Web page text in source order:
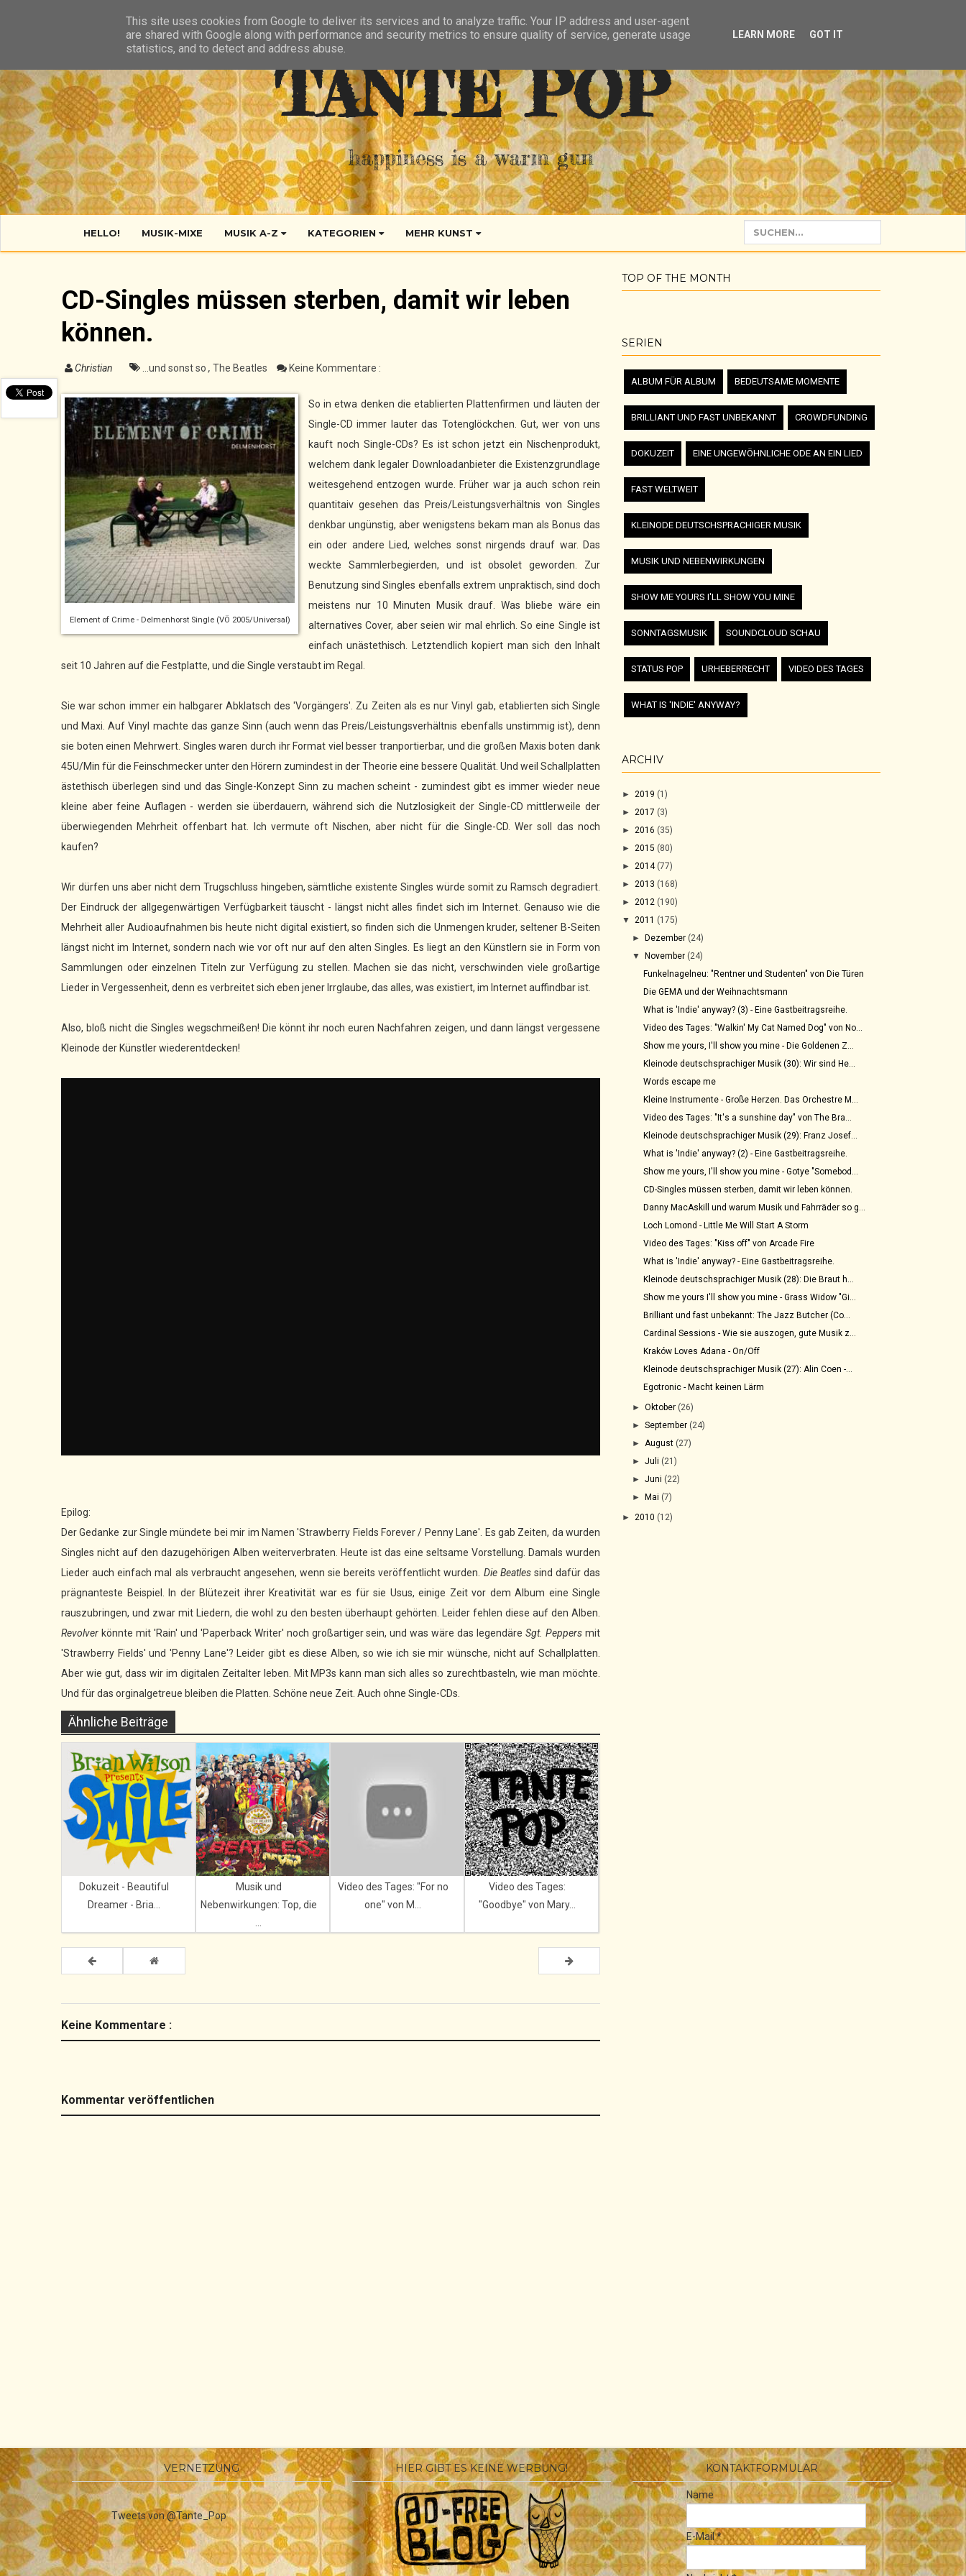
TANTE POP
happiness is a warm gun
HELLO! MUSIK-MIXE MUSIK A-Z KATEGORIEN MEHR KUNST
CD-Singles müssen sterben, damit wir leben
können.
Christian ...und sonst so , The Beatles Keine Kommentare :
Element of Crime - Delmenhorst Single (VÖ 2005/Universal)
So in etwa denken die etablierten Plattenfirmen und läuten der
Single-CD immer lauter das Totenglöckchen. Gut, wer von uns
kauft noch Single-CDs? Es ist schon jetzt ein Nischenprodukt,
welchem dank legaler Downloadanbieter die Existenzgrundlage
weitesgehend entzogen wurde. Früher war ja auch schon rein
quantitaiv gesehen das Preis/Leistungsverhältnis von Singles
denkbar ungünstig, aber wenigstens bekam man als Bonus das
ein oder andere Lied, welches sonst nirgends drauf war. Das
weckte Sammlerbegierden, und ist obsolet geworden. Zur
Benutzung sind Singles ebenfalls extrem unpraktisch, sind doch
meistens nur 10 Minuten Musik drauf. Was bliebe wäre ein
alternatives Cover, aber seien wir mal ehrlich. So eine Single ist
einfach unästethisch. Letztendlich kopiert man sich den Inhalt
seit 10 Jahren auf die Festplatte, und die Single verstaubt im Regal.
Sie war schon immer ein halbgarer Abklatsch des 'Vorgängers'. Zu Zeiten als es nur Vinyl gab, etablierten sich Single
und Maxi. Auf Vinyl machte das ganze Sinn (auch wenn das Preis/Leistungsverhältnis ebenfalls unstimmig ist), denn
sie boten einen Mehrwert. Singles waren durch ihr Format viel besser tranportierbar, und die großen Maxis boten dank
45U/Min für die Feinschmecker unter den Hörern zumindest in der Theorie eine bessere Qualität. Und weil Schallplatten
ästethisch überlegen sind und das Single-Konzept Sinn zu machen scheint - zumindest gibt es immer wieder neue
kleine aber feine Auflagen - werden sie überdauern, während sich die Nutzlosigkeit der Single-CD mittlerweile der
überwiegenden Mehrheit offenbart hat. Ich vermute oft Nischen, aber nicht für die Single-CD. Wer soll das noch
kaufen?
Wir dürfen uns aber nicht dem Trugschluss hingeben, sämtliche existente Singles würde somit zu Ramsch degradiert.
Der Eindruck der allgegenwärtigen Verfügbarkeit täuscht - längst nicht alles findet sich im Internet. Genauso wie die
Mehrheit aller Audioaufnahmen bis heute nicht digital existiert, so finden sich die Unmengen kruder, seltener B-Seiten
längst nicht im Internet, sondern nach wie vor oft nur auf den alten Singles. Es liegt an den Künstlern sie in Form von
Sammlungen oder einzelnen Titeln zur Verfügung zu stellen. Machen sie das nicht, verschwinden viele großartige
Lieder in Vergessenheit, denn es verbreitet sich eben jener Irrglaube, das alles, was existiert, im Internet auffindbar ist.
Also, bloß nicht die Singles wegschmeißen! Die könnt ihr noch euren Nachfahren zeigen, und dann längst vergessene
Kleinode der Künstler wiederentdecken!
Epilog:
Der Gedanke zur Single mündete bei mir im Namen 'Strawberry Fields Forever / Penny Lane'. Es gab Zeiten, da wurden
Singles nicht auf den dazugehörigen Alben weiterverbraten. Heute ist das eine seltsame Vorstellung. Damals wurden
Lieder auch einfach mal als verbraucht angesehen, wenn sie bereits veröffentlicht wurden. Die Beatlessind dafür das
prägnanteste Beispiel. In der Blütezeit ihrer Kreativität war es für sie Usus, einige Zeit vor dem Album eine Single
rauszubringen, und zwar mit Liedern, die wohl zu den besten überhaupt gehörten. Leider fehlen diese auf den Alben.
Revolver könnte mit 'Rain' und 'Paperback Writer' noch großartiger sein, und was wäre das legendäreSgt. Peppers mit
'Strawberry Fields' und 'Penny Lane'? Leider gibt es diese Alben, so wie ich sie mir wünsche, nicht auf Schallplatten.
Aber wie gut, dass wir im digitalen Zeitalter leben. Mit MP3s kann man sich alles so zurechtbasteln, wie man möchte.
Und für das orginalgetreue bleiben die Platten. Schöne neue Zeit. Auch ohne Single-CDs.
Ähnliche Beiträge
Dokuzeit - Beautiful
Dreamer - Bria...
Musik und
Nebenwirkungen: Top, die
Video des Tages: "For no
one" von M...
Video des Tages:
"Goodbye" von Mary...
Keine Kommentare :
Kommentar veröffentlichen
TOP OF THE MONTH
SERIEN
ALBUM FÜR ALBUM BEDEUTSAME MOMENTE
BRILLIANT UND FAST UNBEKANNT CROWDFUNDING
DOKUZEIT EINE UNGEWÖHNLICHE ODE AN EIN LIED
FAST WELTWEIT
KLEINODE DEUTSCHSPRACHIGER MUSIK
MUSIK UND NEBENWIRKUNGEN
SHOW ME YOURS I'LL SHOW YOU MINE
SONNTAGSMUSIK SOUNDCLOUD SCHAU
STATUS POP URHEBERRECHT VIDEO DES TAGES
WHAT IS 'INDIE' ANYWAY?
ARCHIV
► 2019 (1)
► 2017 (3)
► 2016 (35)
► 2015 (80)
► 2014 (77)
► 2013 (168)
► 2012 (190)
▼ 2011 (175)
►
Dezember (24)
▼
November (24)
Funkelnagelneu: "Rentner und Studenten" von Die Türen
Die GEMA und der Weihnachtsmann
What is 'Indie' anyway? (3) - Eine Gastbeitragsreihe.
Video des Tages: "Walkin' My Cat Named Dog" von No...
Show me yours, I'll show you mine - Die Goldenen Z...
Kleinode deutschsprachiger Musik (30): Wir sind He...
Words escape me
Kleine Instrumente - Große Herzen. Das Orchestre M...
Video des Tages: "It's a sunshine day" von The Bra...
Kleinode deutschsprachiger Musik (29): Franz Josef...
What is 'Indie' anyway? (2) - Eine Gastbeitragsreihe.
Show me yours, I'll show you mine - Gotye "Somebod...
CD-Singles müssen sterben, damit wir leben können.
Danny MacAskill und warum Musik und Fahrräder so g...
Loch Lomond - Little Me Will Start A Storm
Video des Tages: "Kiss off" von Arcade Fire
What is 'Indie' anyway? - Eine Gastbeitragsreihe.
Kleinode deutschsprachiger Musik (28): Die Braut h...
Show me yours I'll show you mine - Grass Widow "Gi...
Brilliant und fast unbekannt: The Jazz Butcher (Co...
Cardinal Sessions - Wie sie auszogen, gute Musik z...
Kraków Loves Adana - On/Off
Kleinode deutschsprachiger Musik (27): Alin Coen -...
Egotronic - Macht keinen Lärm
►Oktober (26)
►September (24)
►August (27)
►Juli (21)
►Juni (22)
►
Mai (7)
► 2010 (12)
VERNETZUNG
Tweets von @Tante_Pop
HIER GIBT ES KEINE WERBUNG! KONTAKTFORMULAR
Name
E-Mail*
This site uses cookies from Google to deliver its services and to analyze traffic. Your IP address and user-agent
are shared with Google along with performance and security metrics to ensure quality of service, generate usage
statistics, and to detect and address abuse.
LEARN MORE GOT IT